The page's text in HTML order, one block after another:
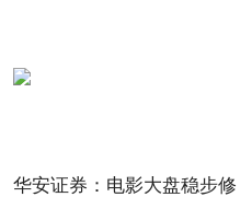
华安证券：电影大盘稳步修